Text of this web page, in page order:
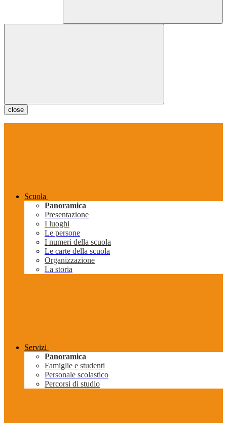
close
Scuola
Panoramica
Presentazione
I luoghi
Le persone
I numeri della scuola
Le carte della scuola
Organizzazione
La storia
Servizi
Panoramica
Famiglie e studenti
Personale scolastico
Percorsi di studio